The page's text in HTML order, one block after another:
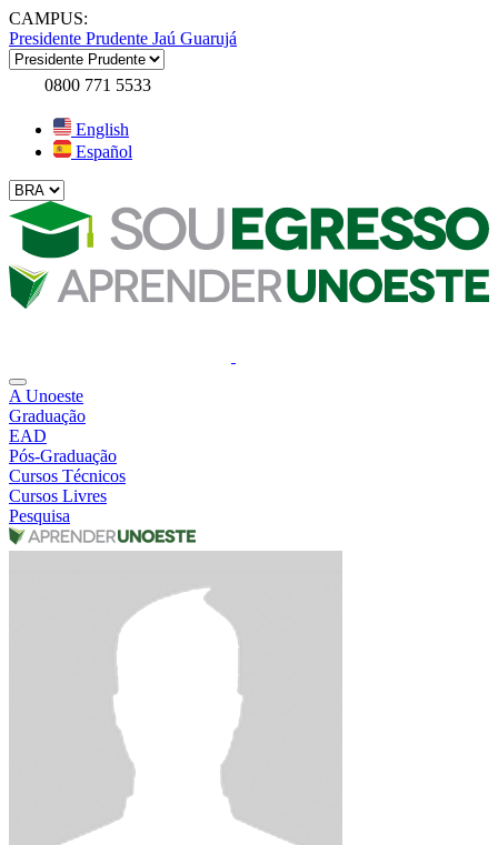
CAMPUS:
Presidente Prudente Jaú Guarujá
0800 771 5533
English
Español
A Unoeste
Graduação
EAD
Pós-Graduação
Cursos Técnicos
Cursos Livres
Pesquisa